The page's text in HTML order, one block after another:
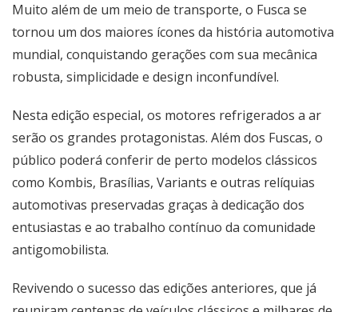
Muito além de um meio de transporte, o Fusca se
tornou um dos maiores ícones da história automotiva
mundial, conquistando gerações com sua mecânica
robusta, simplicidade e design inconfundível.
Nesta edição especial, os motores refrigerados a ar
serão os grandes protagonistas. Além dos Fuscas, o
público poderá conferir de perto modelos clássicos
como Kombis, Brasílias, Variants e outras relíquias
automotivas preservadas graças à dedicação dos
entusiastas e ao trabalho contínuo da comunidade
antigomobilista.
Revivendo o sucesso das edições anteriores, que já